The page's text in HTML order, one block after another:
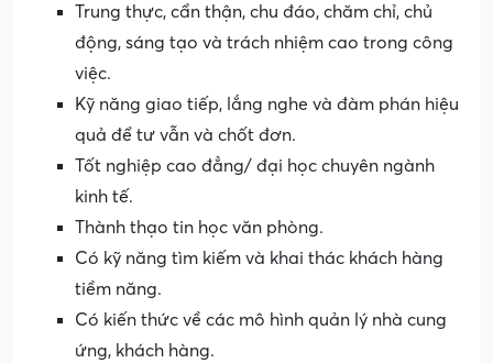
Trung thực, cẩn thận, chu đáo, chăm chỉ, chủ
động, sáng tạo và trách nhiệm cao trong công
việc.
Kỹ năng giao tiếp, lắng nghe và đàm phán hiệu
quả để tư vẫn và chốt đơn.
Tốt nghiệp cao đẳng/ đại học chuyên ngành
kinh tế.
Thành thạo tin học văn phòng.
Có kỹ năng tìm kiếm và khai thác khách hàng
tiềm năng.
Có kiến thức về các mô hình quản lý nhà cung
ứng, khách hàng.